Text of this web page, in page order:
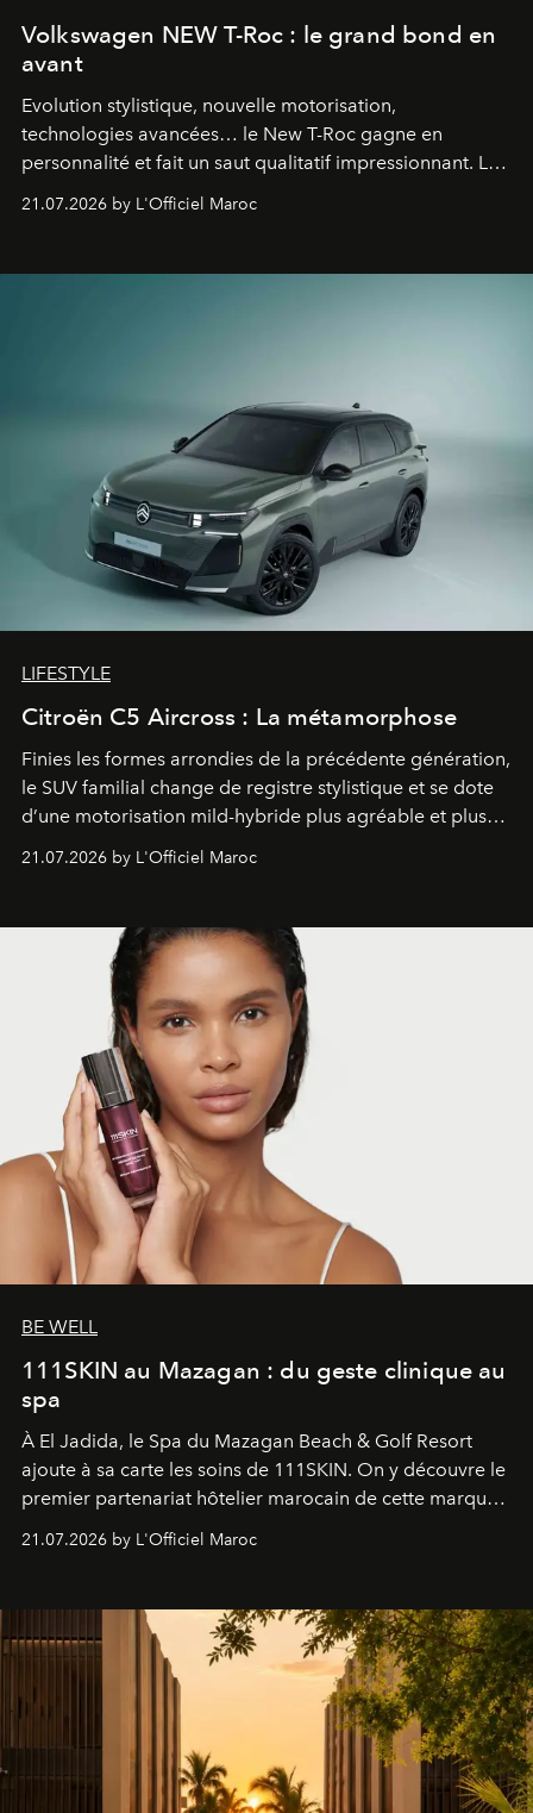
Volkswagen NEW T-Roc : le grand bond en
avant
Evolution stylistique, nouvelle motorisation,
technologies avancées… le New T-Roc gagne en
personnalité et fait un saut qualitatif impressionnant. Le
fétiche pour le rendre plus premium. Et le pari semble
21.07.2026 by L'Officiel Maroc
LIFESTYLE
Citroën C5 Aircross : La métamorphose
Finies les formes arrondies de la précédente génération,
le SUV familial change de registre stylistique et se dote
d’une motorisation mild-hybride plus agréable et plus
gagné en maturité.
21.07.2026 by L'Officiel Maroc
BE WELL
111SKIN au Mazagan : du geste clinique au
spa
À El Jadida, le Spa du Mazagan Beach & Golf Resort
ajoute à sa carte les soins de 111SKIN. On y découvre le
premier partenariat hôtelier marocain de cette marque
londonien et construite depuis autour d'un actif breveté,
21.07.2026 by L'Officiel Maroc